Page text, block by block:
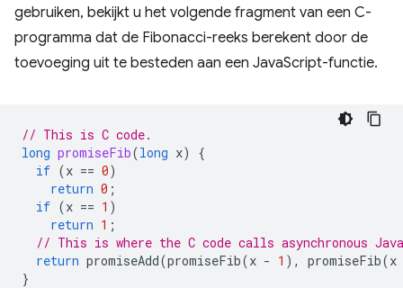
gebruiken, bekijkt u het volgende fragment van een C-
programma dat de Fibonacci-reeks berekent door de
toevoeging uit te besteden aan een JavaScript-functie.
// This is C code.
long promiseFib(long x)
{
if (x == 0)
return 0 ;
if (x == 1 )
return 1 ;
// This is where the C code calls asynchronous
return promiseAdd(promiseFib(x - 1 ), promiseFib(x
}